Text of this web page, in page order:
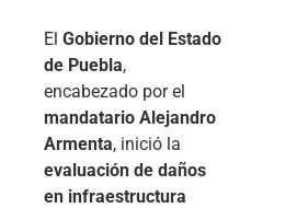
El Gobierno del Estado
de Puebla,
encabezado por el
mandatario Alejandro
Armenta, inició la
evaluación de daños
en infraestructura